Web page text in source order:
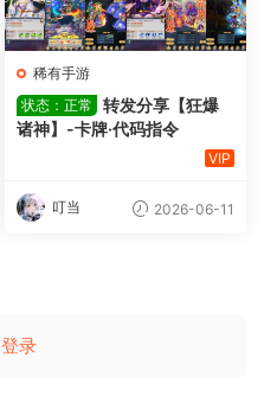
稀有手游
状态：正常
转发分享【狂爆
诸神】-卡牌·代码指令
VIP
叮当 2026-06-11
登录